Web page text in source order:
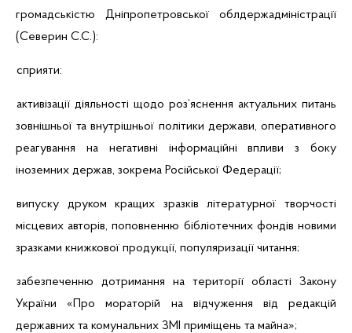
громадськістю Дніпропетровської облдержадміністрації
(Северин С.С.):
сприяти:
активізації діяльності щодо роз’яснення актуальних питань
зовнішньої та внутрішньої політики держави, оперативного
реагування на негативні інформаційні впливи з боку
іноземних держав, зокрема Російської Федерації;
випуску друком кращих зразків літературної творчості
місцевих авторів, поповненню бібліотечних фондів новими
зразками книжкової продукції, популяризації читання;
забезпеченню дотримання на території області Закону
України «Про мораторій на відчуження від редакцій
державних та комунальних ЗМІ приміщень та майна»;